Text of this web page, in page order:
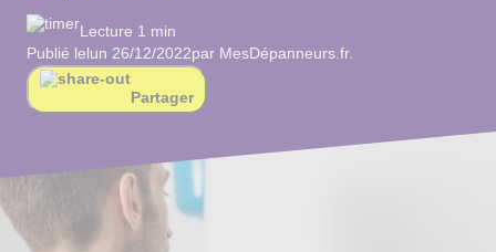
Lecture 1 min
Publié lelun 26/12/2022par MesDépanneurs.fr.
Partager